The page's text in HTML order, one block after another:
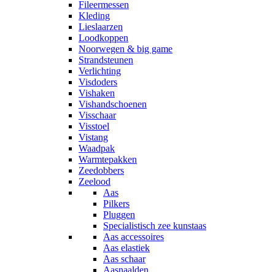
Fileermessen
Kleding
Lieslaarzen
Loodkoppen
Noorwegen & big game
Strandsteunen
Verlichting
Visdoders
Vishaken
Vishandschoenen
Visschaar
Visstoel
Vistang
Waadpak
Warmtepakken
Zeedobbers
Zeelood
Aas
Pilkers
Pluggen
Specialistisch zee kunstaas
Aas accessoires
Aas elastiek
Aas schaar
Aasnaalden